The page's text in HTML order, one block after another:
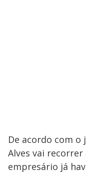
De acordo com o
Alves vai recorrer
empresário já